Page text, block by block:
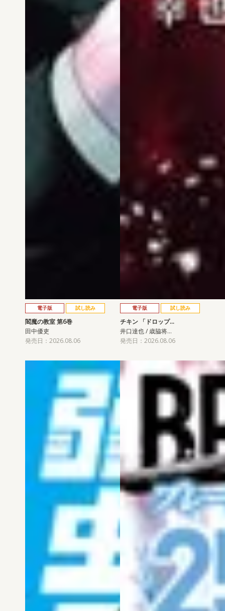
電子版 試し読み
閻魔の教室 第6巻
田中優吏
発売日：2026.08.06
電子版 試し読み
チキン 「ドロップ…
井口達也 / 歳脇将…
発売日：2026.08.06